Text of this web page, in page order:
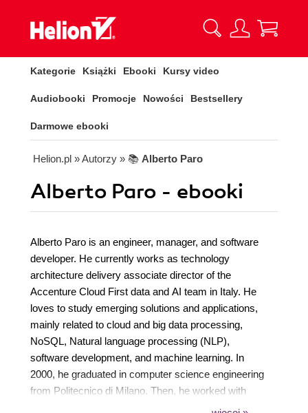
Kategorie Książki Ebooki Kursy video
Audiobooki Promocje Nowości Bestsellery
Darmowe ebooki
Helion.pl » Autorzy » 📚 Alberto Paro
Alberto Paro - ebooki
Alberto Paro is an engineer, manager, and software
developer. He currently works as technology
architecture delivery associate director of the
Accenture Cloud First data and AI team in Italy. He
loves to study emerging solutions and applications,
mainly related to cloud and big data processing,
NoSQL, Natural language processing (NLP),
software development, and machine learning. In
2000, he graduated in computer science engineering
from Politecnico di Milano. Then, he worked with
many companies, mainly using Scala/Java and